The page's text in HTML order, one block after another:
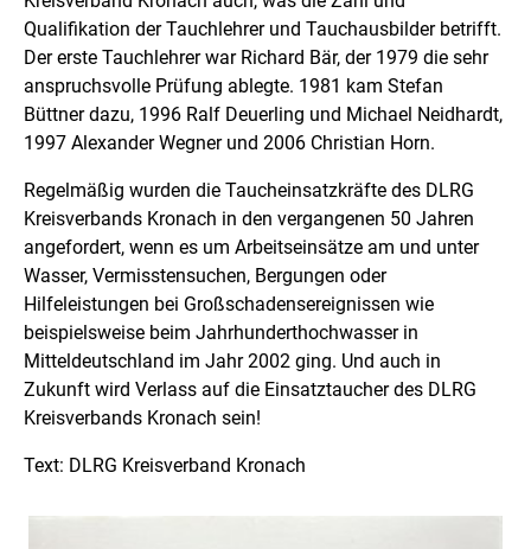
Qualifikation der Tauchlehrer und Tauchausbilder betrifft.
Der erste Tauchlehrer war Richard Bär, der 1979 die sehr
anspruchsvolle Prüfung ablegte. 1981 kam Stefan
Büttner dazu, 1996 Ralf Deuerling und Michael Neidhardt,
1997 Alexander Wegner und 2006 Christian Horn.
Regelmäßig wurden die Taucheinsatzkräfte des DLRG
Kreisverbands Kronach in den vergangenen 50 Jahren
angefordert, wenn es um Arbeitseinsätze am und unter
Wasser, Vermisstensuchen, Bergungen oder
Hilfeleistungen bei Großschadensereignissen wie
beispielsweise beim Jahrhunderthochwasser in
Mitteldeutschland im Jahr 2002 ging. Und auch in
Zukunft wird Verlass auf die Einsatztaucher des DLRG
Kreisverbands Kronach sein!
Text: DLRG Kreisverband Kronach